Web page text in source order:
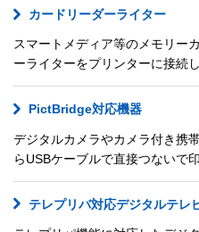
カードリーダーライター
スマートメディア等のメモリー
ーライターをプリンターに接続
PictBridge対応機器
デジタルカメラやカメラ付き携
らUSBケーブルで直接つないで
テレプリバ対応デジタルテレ